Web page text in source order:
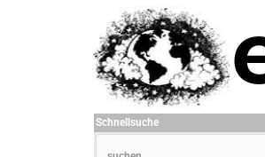
Schnellsuche